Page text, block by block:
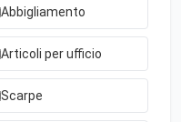
Abbigliamento
Articoli per ufficio
Scarpe